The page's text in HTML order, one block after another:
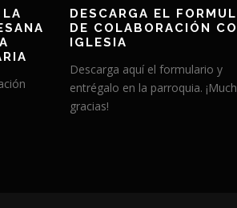
LA
DESCARGA EL
DE COLABORACIÓN
IGLESIA
Descarga aquí el formulario y
entrégalo en la parroquia.
gracias!